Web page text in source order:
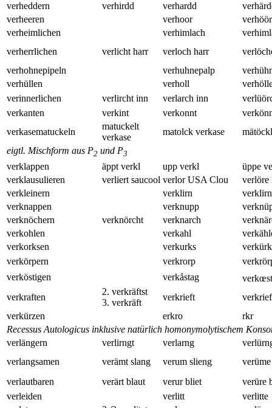
verheddern
verhirdd verhardd
verheeren
verhoor
verheimlichen
verhimlach
verherrlichen
verlicht harr verloch harr
verhohnepipeln
verhuhnepalp
verhüllen
verholl
verinnerlichen
verlircht inn verlarch inn
verkanten
verkint verkonnt
verkasematuckeln
matuckelt
verkase
matolck verkase
eigtl. Mischform aus P2 und P3
verklappen äppt verkl upp verkl
üppe
verklausulieren
verliert saucool verlor USA Clou
verlöre
verkleinern
verklirn
verknappen
verknupp
verknöchern
verknörcht verknarch
verkohlen
verkahl
verkorksen
verkurks
verkörpern
verkrorp
verköstigen
verkåstag
verkœst
verkraften
2. verkräftst
3. verkräft
verkrieft
verkürzen
erkro
rkr
Recessus Autologicus inklusive natürlich homonymolytischem
verlängern
verlirngt verlarng
verlangsamen
verämt slang verum slieng
verlautbaren
verärt blaut verur bliet
verüre
verleiden
verlitt
verlitte